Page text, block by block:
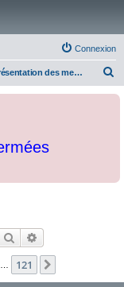
Connexion
Présentation des membres
c
Rechercher
121